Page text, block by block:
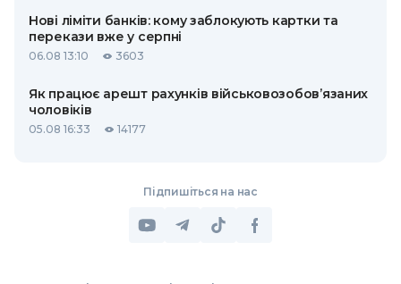
Нові ліміти банків: кому заблокують картки та
перекази вже у серпні
06.08 13:10 3603
Як працює арешт рахунків військовозобов’язаних
чоловіків
05.08 16:33 14177
Підпишіться на нас